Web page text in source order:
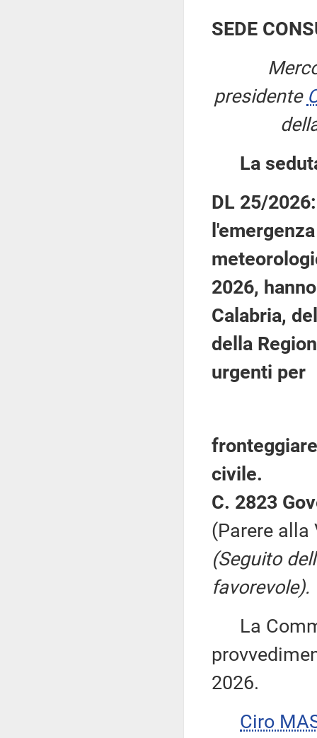
SEDE
presidente
La
DL 25/
2026,
Calabria,
della
urgenti per
civile.
C. 2823
(Parere alla
(Seguito
favorevole).
La
2026.
Ciro